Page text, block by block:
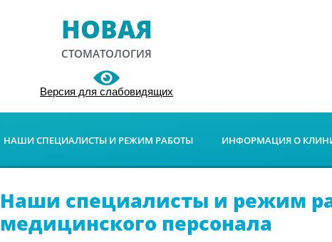
НОВАЯ
СТОМАТОЛОГИЯ
Версия для слабовидящих
НАШИ СПЕЦИАЛИСТЫ И РЕЖИМ РАБОТЫ ИНФОРМАЦИЯ О
Наши специалисты и режим
медицинского персонала